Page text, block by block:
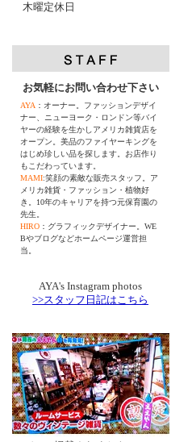
木曜定休日
お気軽にお問い合わせ下さい
AYA ：オーナー。ファッションデザイ
ナー、ニューヨーク・ロンドン等バイ
ヤーの経験を生かしアメリカ雑貨店を
オープン。美品のファイヤーキングを
はじめ珍しい品を探します。お店作り
もこだわっています。
MAMI:笑顔の素敵な販売スタッフ。ア
メリカ雑貨・ファッション・植物好
き。10年のキャリアを持つ元保育園の
先生。
HIRO：グラフィックデザイナー。WE
Bやブログなどホームページ運営担
当。
AYA's Instagram photos
>>スタッフ日記はこちら